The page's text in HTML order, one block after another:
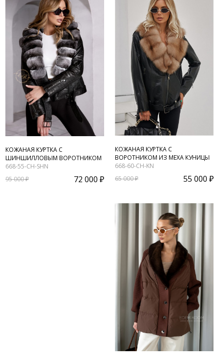
КОЖАНАЯ КУРТКА С
ШИНШИЛЛОВЫМ ВОРОТНИКОМ
668-55-CH-SHN
95 000 ₽
72 000 ₽
КОЖАНАЯ КУРТКА С
ВОРОТНИКОМ ИЗ МЕХА КУНИЦЫ
668-60-CH-KN
65 000 ₽
55 000 ₽